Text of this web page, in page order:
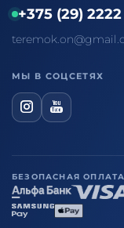
+375 (29) 2222
МЫ В СОЦСЕТЯХ
БЕЗОПАСНАЯ ОПЛАТА